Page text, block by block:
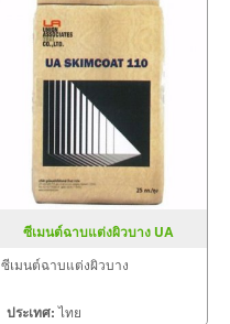
ซีเมนต์ฉาบแต่งผิวบาง UA
ซีเมนต์ฉาบแต่งผิวบาง
ประเทศ:ไทย